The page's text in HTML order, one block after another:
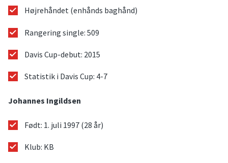
Højrehåndet (enhånds baghånd)
Rangering single: 509
Davis Cup-debut: 2015
Statistik i Davis Cup: 4-7
Johannes Ingildsen
Født: 1. juli 1997 (28 år)
Klub: KB